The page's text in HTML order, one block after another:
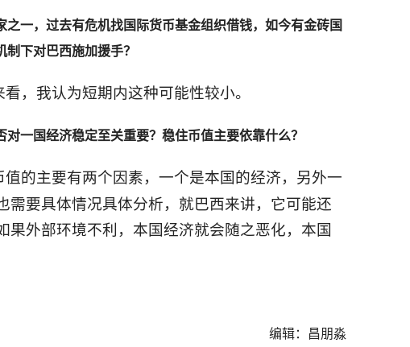
之一，过去有危机找国际货币基金组织借钱，如今有金砖国
下对巴西施加援手？
，我认为短期内这种可能性较小。
一国经济稳定至关重要？稳住币值主要依靠什么？
的主要有两个因素，一个是本国的经济，另外一
需要具体情况具体分析，就巴西来讲，它可能还
果外部环境不利，本国经济就会随之恶化，本国
编辑：昌朋淼